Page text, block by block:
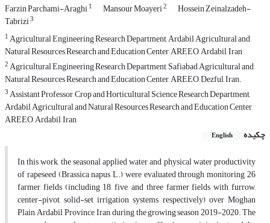
Farzin Parchami-Araghi1 Mansour Moayeri2 Hossein Zeinalzadeh-
Tabrizi3
1Agricultural Engineering Research Department, Ardabil Agricultural and
Natural Resources Research and Education Center, AREEO, Ardabil, Iran
2Agricultural Engineering Research Department, Safiabad Agricultural and
Natural Resources Research and Education Center, AREEO, Dezful, Iran.
3Assistant Professor, Crop and Horticultural Science Research Department,
Ardabil Agricultural and Natural Resources Research and Education Center,
AREEO, Ardabil, Iran
چکیده
English
In this work, the seasonal applied water and physical water productivity
of rapeseed (Brassica napus L.) were evaluated through monitoring 26
farmer fields (including 18, five, and three farmer fields with furrow,
center-pivot, solid-set irrigation systems, respectively) over Moghan
Plain, Ardabil Province, Iran, during the growing season 2019-2020. The